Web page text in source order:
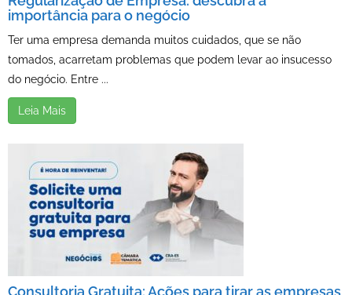
importância para o negócio
Ter uma empresa demanda muitos cuidados, que se não
tomados, acarretam problemas que podem levar ao insucesso
do negócio. Entre ...
Leia Mais
Consultoria Gratuita: Ações para tirar as empresas